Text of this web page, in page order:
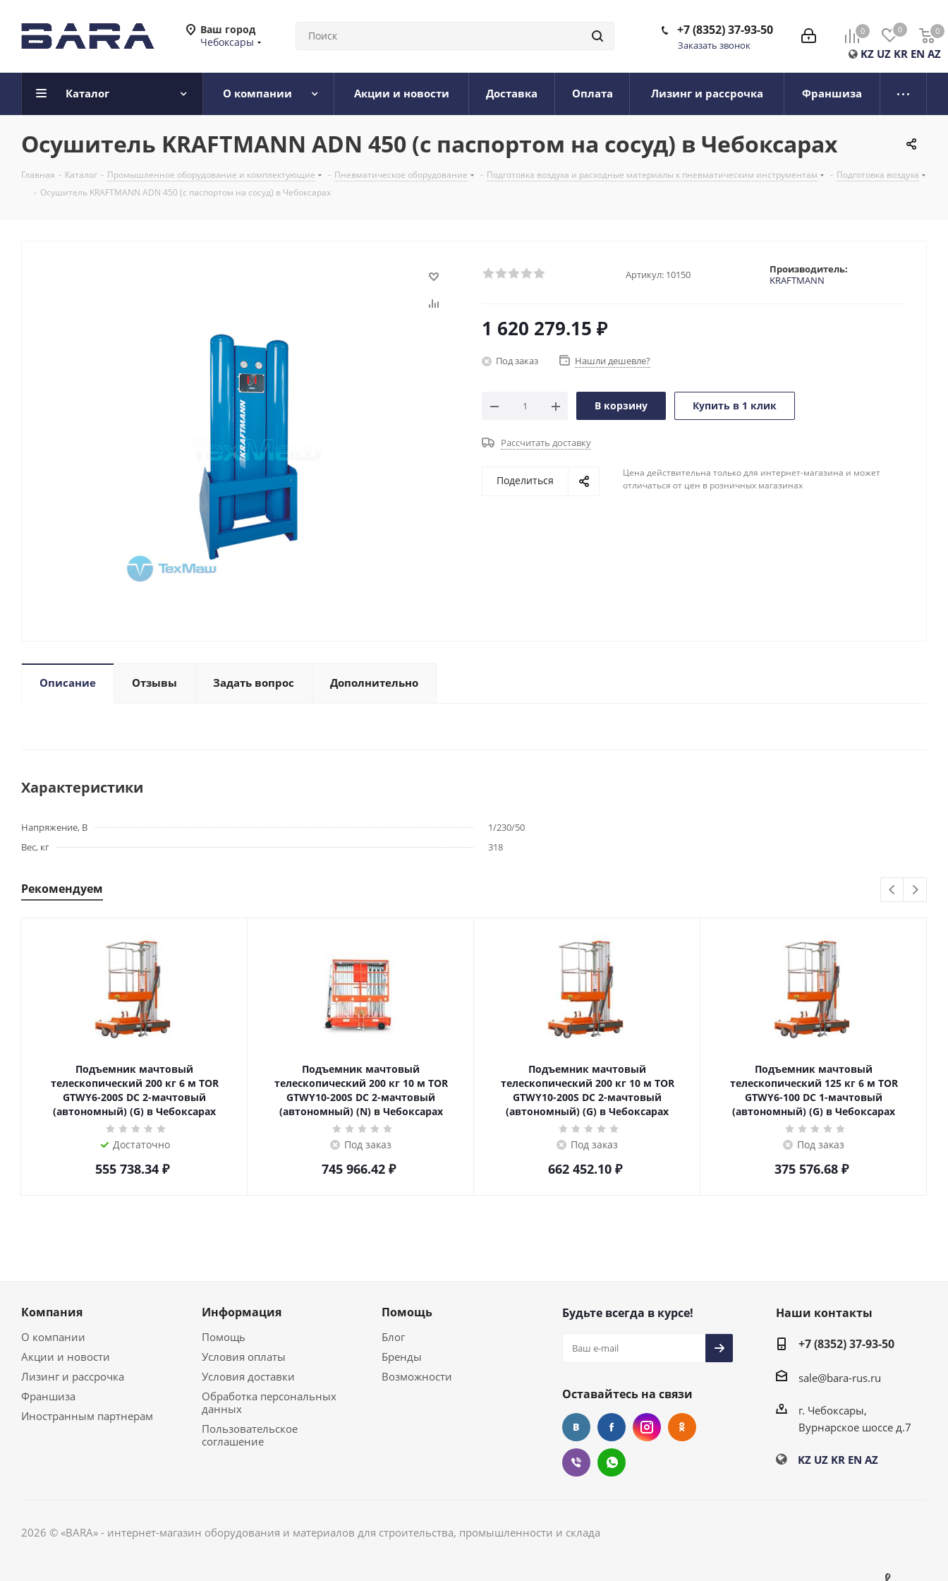
Ваш город
Чебоксары
0 0 0
0
KZ UZ KR EN AZ
+7 (8352) 37-93-50
Заказать звонок
Каталог О компании Акции и новости Доставка Оплата Лизинг и рассрочка Франшиза
Осушитель KRAFTMANN ADN 450 (с паспортом на сосуд) в Чебоксарах
Главная - Каталог - Промышленное оборудование и комплектующие - Пневматическое оборудование - Подготовка воздуха и расходные материалы к пневматическим инструментам - Подготовка воздуха
- Осушитель KRAFTMANN ADN 450 (с паспортом на сосуд) в Чебоксарах
Артикул: 10150
Производитель:
KRAFTMANN
1 620 279.15 ₽
Под заказ Нашли дешевле?
В корзину Купить в 1 клик
Рассчитать доставку
Поделиться
Цена действительна только для интернет-магазина и может
отличаться от цен в розничных магазинах
Описание Отзывы Задать вопрос Дополнительно
Характеристики
Напряжение, В
1/230/50
Вес, кг
318
Рекомендуем
Подъемник мачтовый
телескопический 200 кг 6 м TOR
GTWY6-200S DC 2-мачтовый
(автономный) (G) в Чебоксарах
Достаточно
555 738.34₽
Подъемник мачтовый
телескопический 200 кг 10 м TOR
GTWY10-200S DC 2-мачтовый
(автономный) (N) в Чебоксарах
Под заказ
745 966.42₽
Подъемник мачтовый
телескопический 200 кг 10 м TOR
GTWY10-200S DC 2-мачтовый
(автономный) (G) в Чебоксарах
Под заказ
662 452.10₽
Подъемник мачтовый
телескопический 125 кг 6 м TOR
GTWY6-100 DC 1-мачтовый
(автономный) (G) в Чебоксарах
Под заказ
375 576.68₽
Компания
О компании
Акции и новости
Лизинг и рассрочка
Франшиза
Иностранным партнерам
Информация
Помощь
Условия оплаты
Условия доставки
Обработка персональных
данных
Пользовательское
соглашение
Помощь
Блог
Бренды
Возможности
Будьте всегда в курсе!
Оставайтесь на связи
Наши контакты
+7 (8352) 37-93-50
sale@bara-rus.ru
г. Чебоксары,
Вурнарское шоссе д.7
KZ UZ KR EN AZ
2026 © «BARA» - интернет-магазин оборудования и материалов для строительства, промышленности и склада